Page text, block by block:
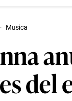
· Musica
del